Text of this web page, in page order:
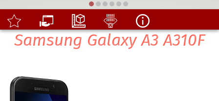
Samsung Galaxy A3 A310F